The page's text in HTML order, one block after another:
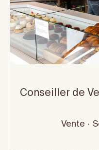
Conseiller de
Vente ·